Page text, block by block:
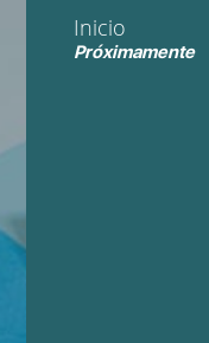
Inicio
Próximamente